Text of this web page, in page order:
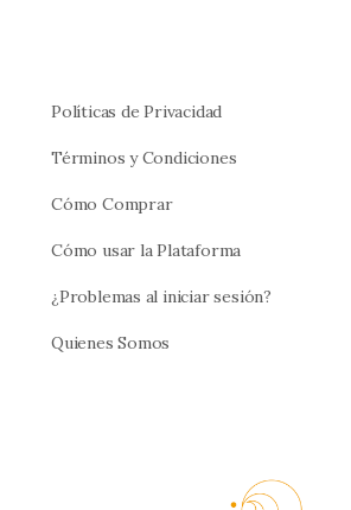
Políticas de Privacidad
Términos y Condiciones
Cómo Comprar
Cómo usar la Plataforma
¿Problemas al iniciar sesión?
Quienes Somos